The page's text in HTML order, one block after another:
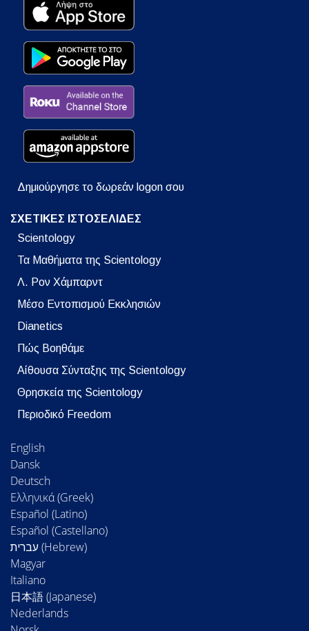
Δημιούργησε το δωρεάν logon σου
ΣΧΕΤΙΚΕΣ ΙΣΤΟΣΕΛΙΔΕΣ
Scientology
Τα Μαθήματα της Scientology
Λ. Ρον Χάμπαρντ
Μέσο Εντοπισμού Εκκλησιών
Dianetics
Πώς Βοηθάμε
Αίθουσα Σύνταξης της Scientology
Θρησκεία της Scientology
Περιοδικό Freedom
English
Dansk
Deutsch
Ελληνικά (Greek)
Español (Latino)
Español (Castellano)
Magyar
Italiano
日本語 (Japanese)
Nederlands